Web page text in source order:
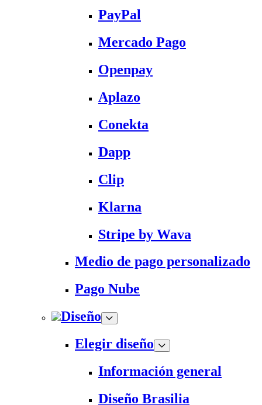
PayPal
Mercado Pago
Openpay
Aplazo
Conekta
Dapp
Clip
Klarna
Stripe by Wava
Medio de pago personalizado
Pago Nube
Diseño
Elegir diseño
Información general
Diseño Brasilia